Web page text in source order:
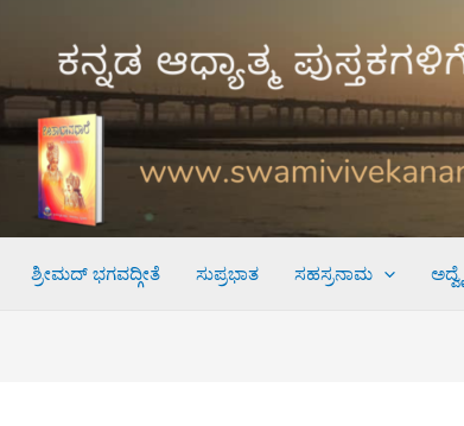
ಶ್ರೀಮದ್ ಭಗವದ್ಗೀತೆ ಸುಪ್ರಭಾತ ಸಹಸ್ರನಾಮ